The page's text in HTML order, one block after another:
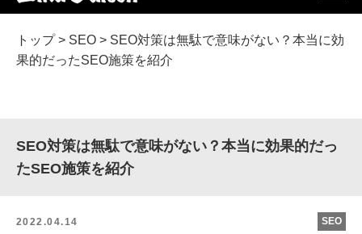
トップ> SEO > SEO対策は無駄で意味がない？本当に効
果的だったSEO施策を紹介
SEO対策は無駄で意味がない？本当に効果的だっ
たSEO施策を紹介
2022.04.14 SEO